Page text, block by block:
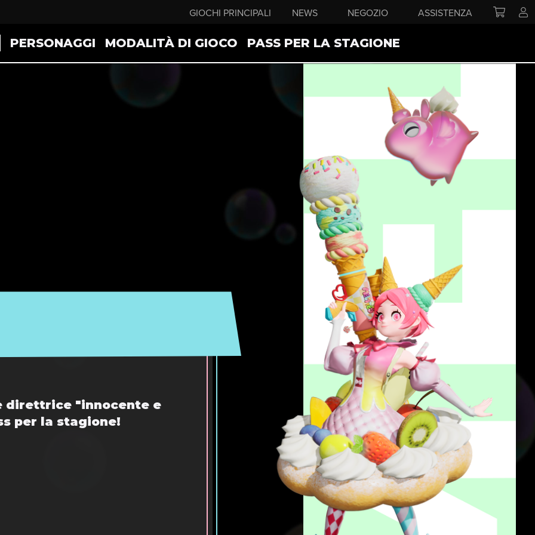
GIOCHI PRINCIPALI NEWS NEGOZIO ASSISTENZA
PERSONAGGI MODALITÀ DI GIOCO PASS PER LA STAGIONE
direttrice "innocente e
per la stagione!